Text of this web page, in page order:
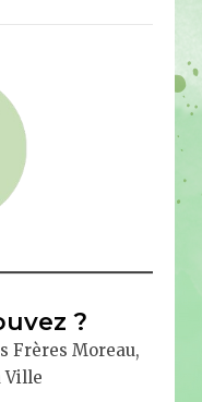
?
Frères Moreau,
Ville